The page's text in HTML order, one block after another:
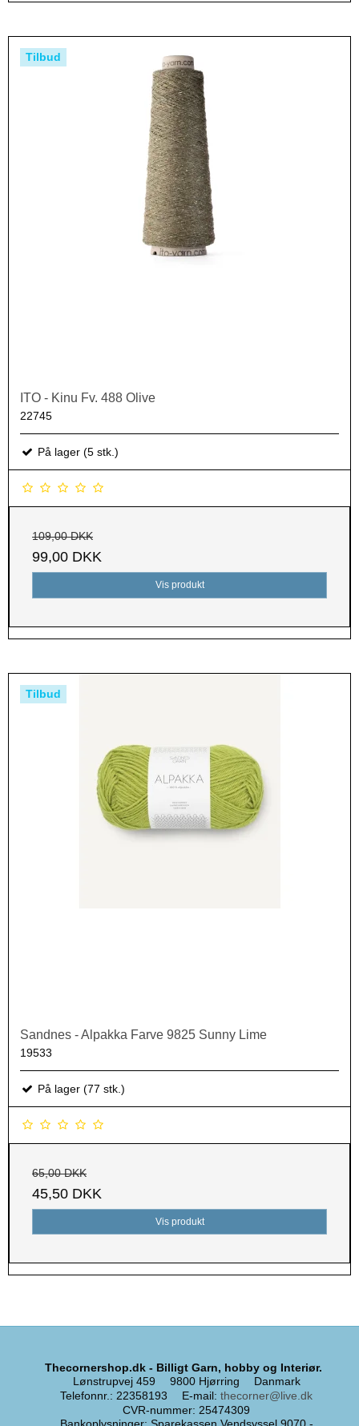
Tilbud
ITO - Kinu Fv. 488 Olive
22745
På lager (5 stk.)
109,00 DKK
99,00 DKK
Vis produkt
Tilbud
Sandnes - Alpakka Farve 9825 Sunny Lime
19533
På lager (77 stk.)
65,00 DKK
45,50 DKK
Vis produkt
Thecornershop.dk - Billigt Garn, hobby og Interiør.
Lønstrupvej 459
9800 Hjørring
Danmark
Telefonnr. : 22358193 E-mail: thecorner@live.dk
CVR-nummer: 25474309